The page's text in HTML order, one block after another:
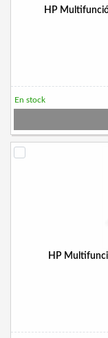
HP
En stock
HP